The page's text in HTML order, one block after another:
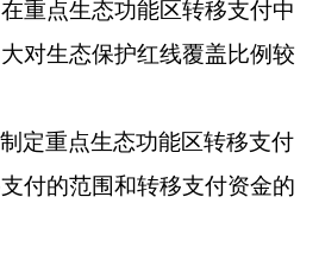
重点生态功能区转移支付中
对生态保护红线覆盖比例较
定重点生态功能区转移支付
付的范围和转移支付资金的